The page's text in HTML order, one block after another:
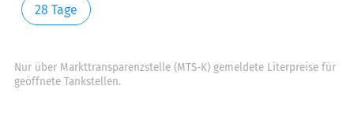
28 Tage
Nur über Markttransparenzstelle (MTS-K) gemeldete Literpreise für
geöffnete Tankstellen.